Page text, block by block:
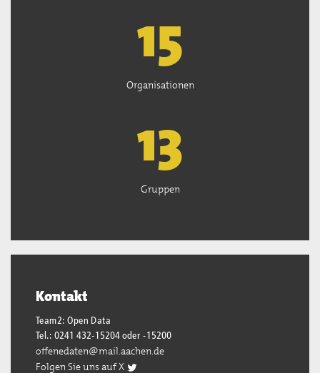
15
Organisationen
13
Gruppen
Kontakt
Team2: Open Data
Tel.: 0241 432-15204 oder -15200
offenedaten@mail.aachen.de
Folgen Sie uns auf X